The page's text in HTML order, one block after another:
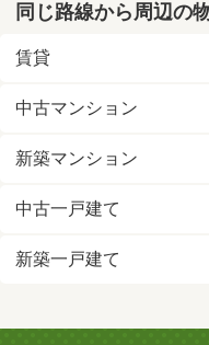
同じ路線から周辺の
賃貸
中古マンション
新築マンション
中古一戸建て
新築一戸建て